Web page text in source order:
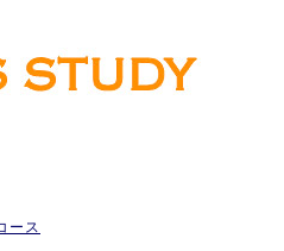
ース